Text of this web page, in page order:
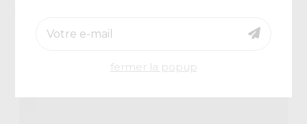
-40%
fermer la popup